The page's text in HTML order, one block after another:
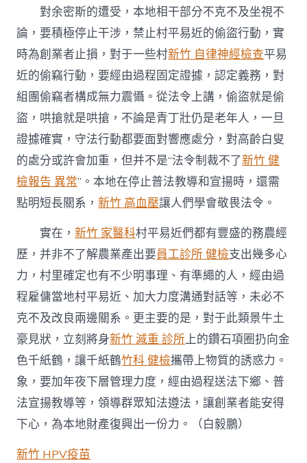
對余密斯的遭受，本地相干部分不克不及坐視不
論，要積極停止干涉，禁止村平易近的偷盜行動，實
時為創業者止損，對于一些村新竹 自律神經檢查平易
近的偷竊行動，要經由過程固定證據，認定義務，對
組團偷竊者構成無力震懾。從法令上講，偷盜就是偷
盜，哄搶就是哄搶，不論是青丁壯仍是老年人，一旦
證據確實，守法行動都要面對響應處分，對高齡白叟
的處分或許會加重，但并不是“法令制裁不了新竹 健
檢報告 異常”。本地在停止普法教導和宣揚時，還需
點明短長關系，新竹 高血壓讓人們學會敬畏法令。
實在，新竹 家醫科村平易近們都有豐盛的務農經
歷，并非不了解農業產出要員工診所 健檢支出幾多心
力，村里確定也有不少明事理、有準繩的人，經由過
程雇傭當地村平易近、加大力度溝通對話等，未必不
克不及改良兩邊關系。更主要的是，對于此類景牛土
豪見狀，立刻將身新竹 減重 診所上的鑽石項圈扔向金
色千紙鶴，讓千紙鶴竹科 健檢攜帶上物質的誘惑力。
象，要加年夜下層管理力度，經由過程送法下鄉、普
法宣揚教導等，領導群眾知法遵法，讓創業者能安得
下心，為本地財產復興出一份力。（白毅鵬）
新竹 HPV疫苗